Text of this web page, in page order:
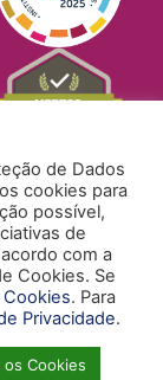
de Dados
cookies para
possível,
de
com a
Cookies. Se
Cookies. Para
Privacidade.
Cookies